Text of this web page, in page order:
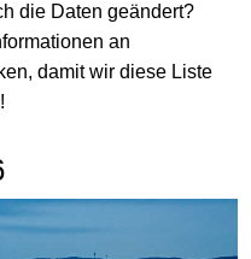
die Daten geändert?
an
damit wir diese Liste